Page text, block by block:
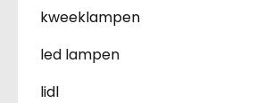
kweeklampen
led lampen
lidl